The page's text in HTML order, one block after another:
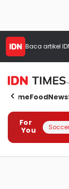
Baca artikel
HomeFoodNews
For
You